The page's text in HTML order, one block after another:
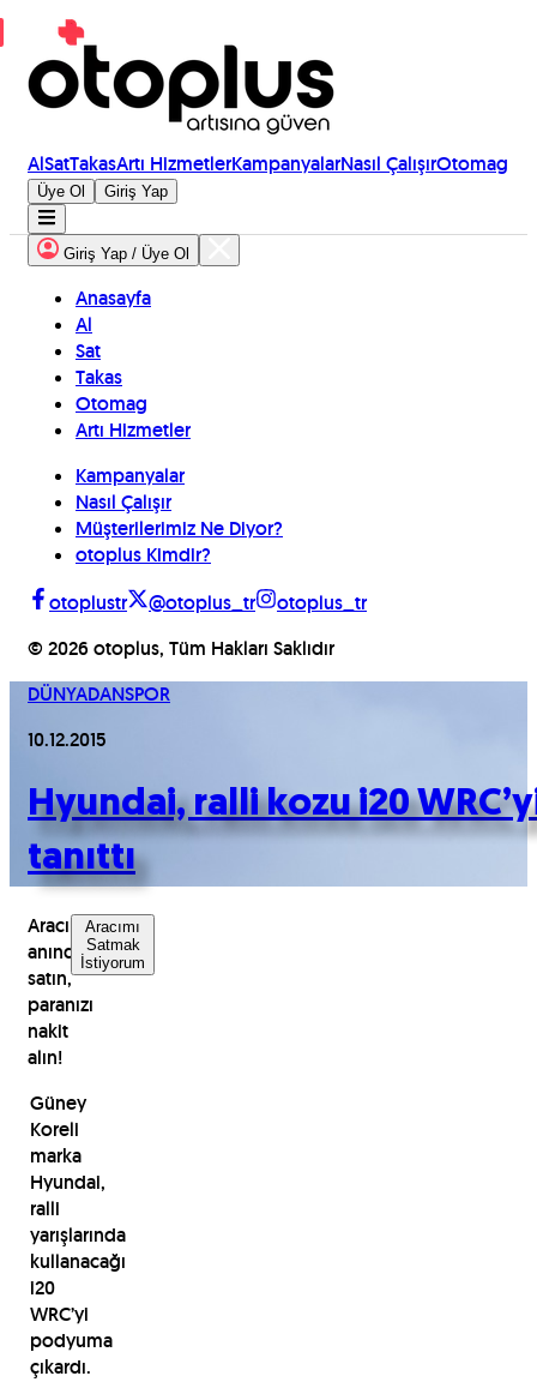
AlSatTakasArtı HizmetlerKampanyalarNasıl ÇalışırOtomag
Üye Ol Giriş Yap
Giriş Yap / Üye Ol
Anasayfa
Al
Sat
Takas
Otomag
Artı Hizmetler
Kampanyalar
Nasıl Çalışır
Müşterilerimiz Ne Diyor?
otoplus Kimdir?
otoplustr
@otoplus_tr
otoplus_tr
© 2026 otoplus, Tüm Hakları Saklıdır
DÜNYADANSPOR
10.12.2015
Hyundai, ralli kozu i20
tanıttı
Aracınızı
anında
satın,
paranızı
nakit
alın!
Aracımı
Satmak
İstiyorum
Güney
Koreli
marka
Hyundai,
ralli
yarışlarında
kullanacağı
i20
WRC’yi
podyuma
çıkardı.